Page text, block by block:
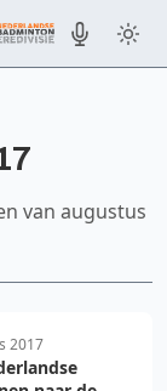
van augustus
2017